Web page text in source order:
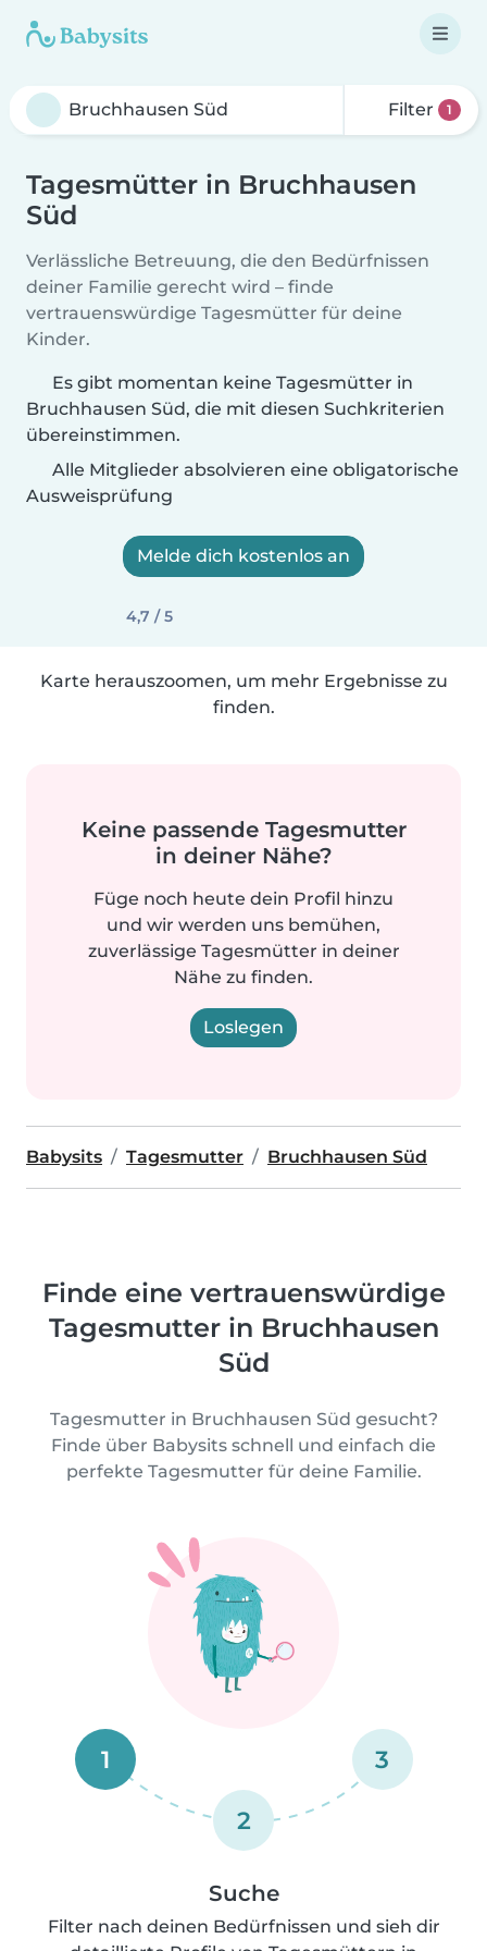
Filter 1
Tagesmütter in Bruchhausen
Süd
Verlässliche Betreuung, die den Bedürfnissen
deiner Familie gerecht wird – finde
vertrauenswürdige Tagesmütter für deine
Kinder.
Es gibt momentan keine Tagesmütter in
Bruchhausen Süd, die mit diesen Suchkriterien
übereinstimmen.
Alle Mitglieder absolvieren eine obligatorische
Ausweisprüfung
Melde dich kostenlos an
4,7 / 5
Karte herauszoomen, um mehr Ergebnisse zu
finden.
Keine passende Tagesmutter
in deiner Nähe?
Füge noch heute dein Profil hinzu
und wir werden uns bemühen,
zuverlässige Tagesmütter in deiner
Nähe zu finden.
Loslegen
Babysits Tagesmutter Bruchhausen Süd
Finde eine vertrauenswürdige
Tagesmutter in Bruchhausen
Süd
Tagesmutter in Bruchhausen Süd gesucht?
Finde über Babysits schnell und einfach die
perfekte Tagesmutter für deine Familie.
1
2
3
Suche
Filter nach deinen Bedürfnissen und sieh dir